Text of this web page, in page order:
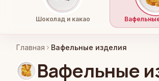
Шоколад и какао
Главная Вафельные изделия
Вафельные